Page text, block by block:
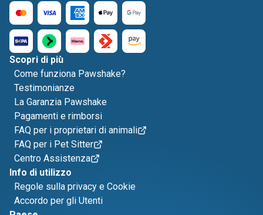
Scopri di più
Come funziona Pawshake?
Testimonianze
La Garanzia Pawshake
Pagamenti e rimborsi
FAQ per i proprietari di animali
FAQ per i Pet Sitter
Centro Assistenza
Info di utilizzo
Regole sulla privacy e Cookie
Accordo per gli Utenti